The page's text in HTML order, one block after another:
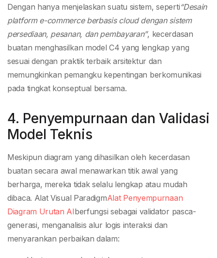
Dengan hanya menjelaskan suatu sistem, seperti“Desain
platform e-commerce berbasis cloud dengan sistem
persediaan, pesanan, dan pembayaran”, kecerdasan
buatan menghasilkan model C4 yang lengkap yang
sesuai dengan praktik terbaik arsitektur dan
memungkinkan pemangku kepentingan berkomunikasi
pada tingkat konseptual bersama.
4. Penyempurnaan dan Validasi
Model Teknis
Meskipun diagram yang dihasilkan oleh kecerdasan
buatan secara awal menawarkan titik awal yang
berharga, mereka tidak selalu lengkap atau mudah
dibaca. Alat Visual ParadigmAlat Penyempurnaan
Diagram Urutan AIberfungsi sebagai validator pasca-
generasi, menganalisis alur logis interaksi dan
menyarankan perbaikan dalam: